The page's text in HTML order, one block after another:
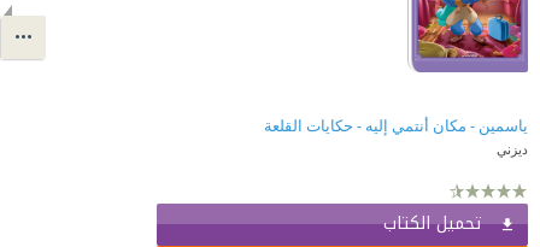
ياسمين - مكان أنتمي إليه - حكايات القلعة
ديزني
تحميل الكتاب